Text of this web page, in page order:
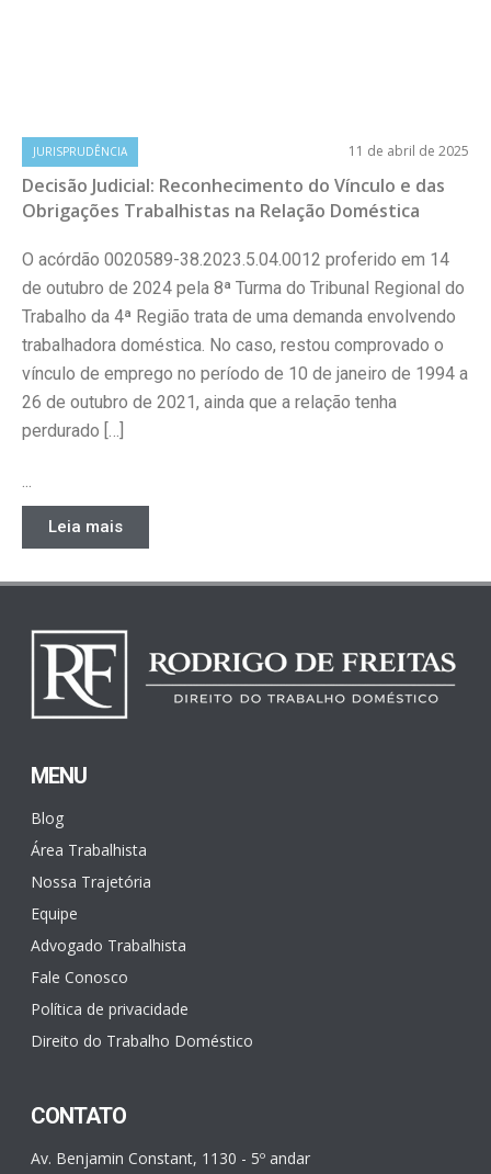
JURISPRUDÊNCIA 11 de abril de 2025
Decisão Judicial: Reconhecimento do Vínculo e das
Obrigações Trabalhistas na Relação Doméstica
O acórdão 0020589-38.2023.5.04.0012 proferido em 14
de outubro de 2024 pela 8ª Turma do Tribunal Regional do
Trabalho da 4ª Região trata de uma demanda envolvendo
trabalhadora doméstica. No caso, restou comprovado o
vínculo de emprego no período de 10 de janeiro de 1994 a
26 de outubro de 2021, ainda que a relação tenha
perdurado […]
...
Leia mais
MENU
Blog
Área Trabalhista
Nossa Trajetória
Equipe
Advogado Trabalhista
Fale Conosco
Política de privacidade
Direito do Trabalho Doméstico
CONTATO
Av. Benjamin Constant, 1130 - 5º andar